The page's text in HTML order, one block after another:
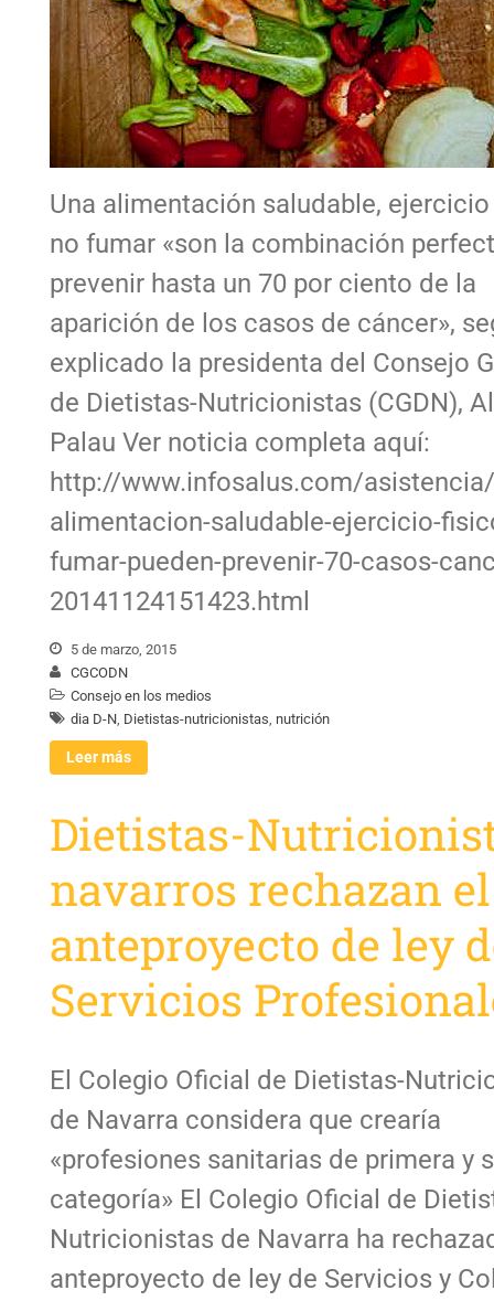
Una alimentación saludable,
no fumar «son la combinación
prevenir hasta un 70 por ciento de la
aparición de los casos de cáncer»,
explicado la presidenta del Consejo
de Dietistas-Nutricionistas (CGDN),
Palau Ver noticia completa aquí:
http://www.infosalus.com/
alimentacion-saludable-ejercicio-
fumar-pueden-prevenir-70-casos-
20141124151423.html
5 de marzo, 2015
CGCODN
Consejo en los medios
dia D-N, Dietistas-nutricionistas, nutrición
Leer más
Dietistas-
navarros rechazan el
anteproyecto de ley
Servicios
El Colegio Oficial de Dietistas-
de Navarra considera que crearía
«profesiones sanitarias de primera y
categoría» El Colegio Oficial de
Nutricionistas de Navarra ha
anteproyecto de ley de Servicios y